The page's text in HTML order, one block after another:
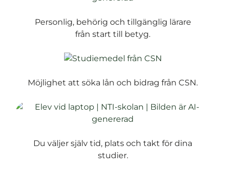
Personlig, behörig och tillgänglig lärare
från start till betyg.
Möjlighet att söka lån och bidrag från CSN.
Du väljer själv tid, plats och takt för dina
studier.